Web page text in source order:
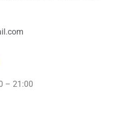
– 21:00